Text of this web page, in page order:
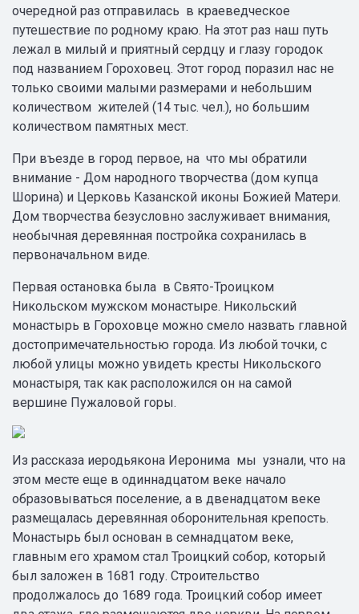
очередной раз отправилась в краеведческое
путешествие по родному краю. На этот раз наш путь
лежал в милый и приятный сердцу и глазу городок
под названием Гороховец. Этот город поразил нас не
только своими малыми размерами и небольшим
количеством жителей (14 тыс. чел.), но большим
количеством памятных мест.
При въезде в город первое, на что мы обратили
внимание - Дом народного творчества (дом купца
Шорина) и Церковь Казанской иконы Божией Матери.
Дом творчества безусловно заслуживает внимания,
необычная деревянная постройка сохранилась в
первоначальном виде.
Первая остановка была в Свято-Троицком
Никольском мужском монастыре. Никольский
монастырь в Гороховце можно смело назвать главной
достопримечательностью города. Из любой точки, с
любой улицы можно увидеть кресты Никольского
монастыря, так как расположился он на самой
вершине Пужаловой горы.
Из рассказа иеродьякона Иеронима мы узнали, что на
этом месте еще в одиннадцатом веке начало
образовываться поселение, а в двенадцатом веке
размещалась деревянная оборонительная крепость.
Монастырь был основан в семнадцатом веке,
главным его храмом стал Троицкий собор, который
был заложен в 1681 году. Строительство
продолжалось до 1689 года. Троицкий собор имеет